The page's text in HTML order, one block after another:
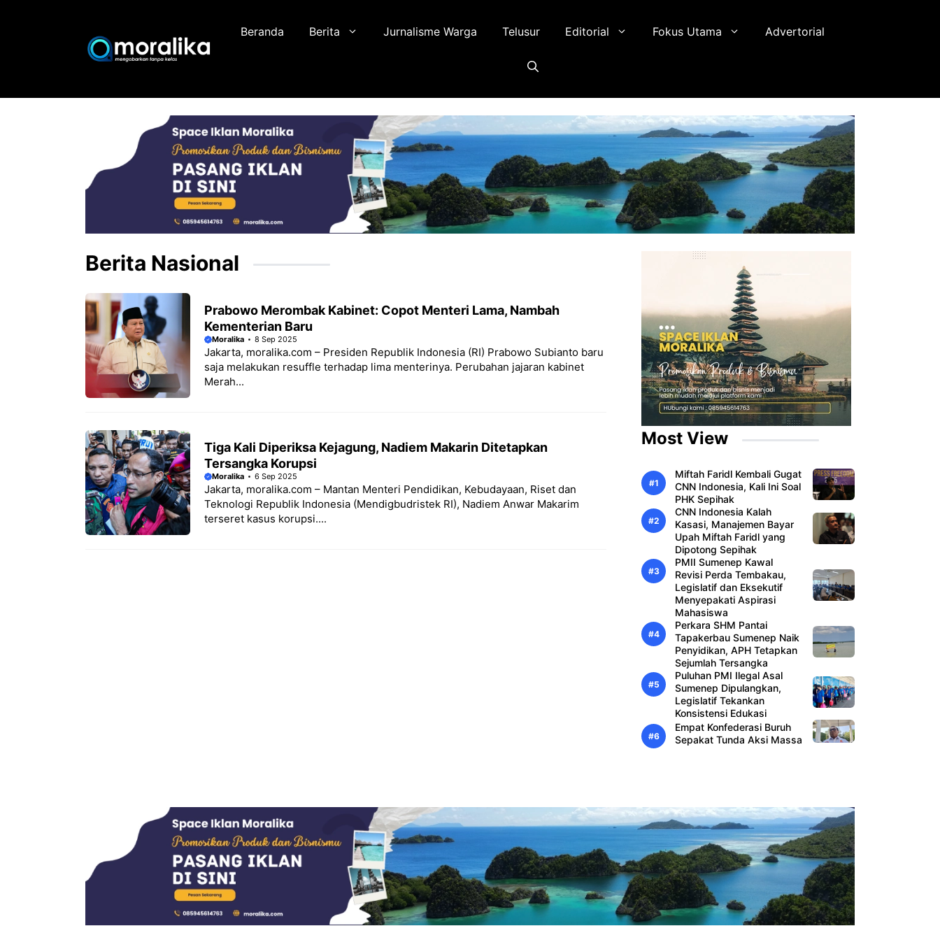
Beranda Berita Jurnalisme Warga Telusur Editorial Fokus Utama Advertorial
Berita Nasional
Prabowo Merombak Kabinet: Copot Menteri Lama, Nambah
Kementerian Baru
Moralika 8 Sep 2025
Jakarta, moralika.com – Presiden Republik Indonesia (RI) Prabowo Subianto baru
saja melakukan resuffle terhadap lima menterinya. Perubahan jajaran kabinet
Merah...
Tiga Kali Diperiksa Kejagung, Nadiem Makarin Ditetapkan
Tersangka Korupsi
Moralika 6 Sep 2025
Jakarta, moralika.com – Mantan Menteri Pendidikan, Kebudayaan, Riset dan
Teknologi Republik Indonesia (Mendigbudristek RI), Nadiem Anwar Makarim
terseret kasus korupsi....
Most View
Miftah Faridl Kembali Gugat
CNN Indonesia, Kali Ini Soal
PHK Sepihak
CNN Indonesia Kalah
Kasasi, Manajemen Bayar
Upah Miftah Faridl yang
Dipotong Sepihak
PMII Sumenep Kawal
Revisi Perda Tembakau,
Legislatif dan Eksekutif
Menyepakati Aspirasi
Mahasiswa
Perkara SHM Pantai
Tapakerbau Sumenep Naik
Penyidikan, APH Tetapkan
Sejumlah Tersangka
Puluhan PMI Ilegal Asal
Sumenep Dipulangkan,
Legislatif Tekankan
Konsistensi Edukasi
Empat Konfederasi Buruh
Sepakat Tunda Aksi Massa